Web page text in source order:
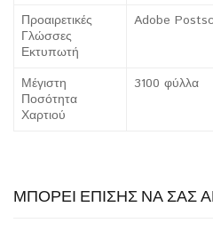
Προαιρετικές
Γλώσσες
Εκτυπωτή
Adobe
Μέγιστη
Ποσότητα
Χαρτιού
3100 φύλλα
ΜΠΟΡΕΊ ΕΠΊΣΗΣ ΝΑ ΣΑΣ